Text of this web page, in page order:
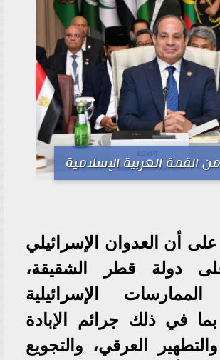
القمة العربية الإسلامية
على أن العدوان الإسرائيلي
دولة قطر الشقيقة،
الممارسات الإسرائيلية
بما في ذلك جرائم الإبادة
والتطهير العرقي، والتجويع